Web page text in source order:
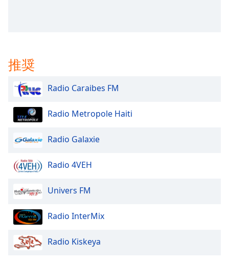
Fullscreen
This
modal
window.
Beginning
dialog
window.
Escape
cancel
and
window.
推奨
Radio Caraibes FM
Radio Metropole Haiti
Radio Galaxie
Radio 4VEH
Univers FM
Radio InterMix
Radio Kiskeya